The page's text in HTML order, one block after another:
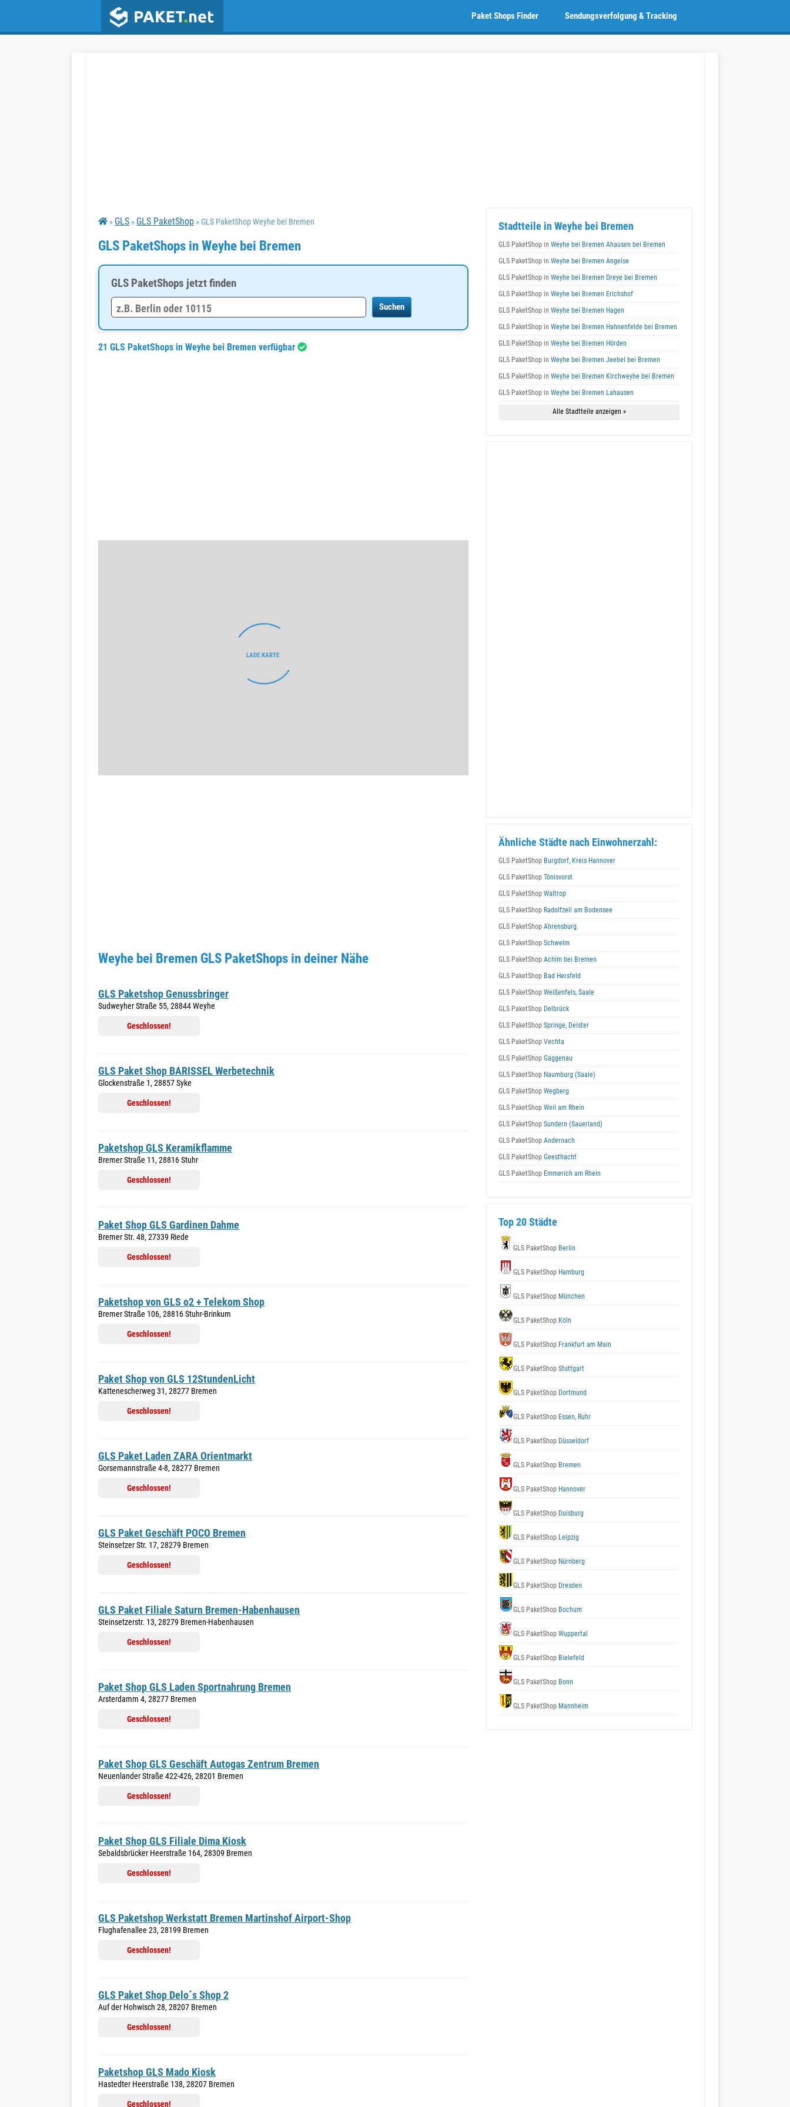
Sendungsverfolgung & Tracking
Paket Shops Finder
» GLS » GLS PaketShop » GLS PaketShop Weyhe bei Bremen
GLS PaketShops in Weyhe bei Bremen
GLS PaketShops jetzt finden
21 GLS PaketShops in Weyhe bei Bremen verfügbar
Weyhe bei Bremen GLS PaketShops in deiner Nähe
GLS Paketshop Genussbringer
Sudweyher Straße 55, 28844 Weyhe
Geschlossen!
GLS Paket Shop BARISSEL Werbetechnik
Glockenstraße 1, 28857 Syke
Geschlossen!
Paketshop GLS Keramikflamme
Bremer Straße 11, 28816 Stuhr
Geschlossen!
Paket Shop GLS Gardinen Dahme
Bremer Str. 48, 27339 Riede
Geschlossen!
Paketshop von GLS o2 + Telekom Shop
Bremer Straße 106, 28816 Stuhr-Brinkum
Geschlossen!
Paket Shop von GLS 12StundenLicht
Kattenescherweg 31, 28277 Bremen
Geschlossen!
GLS Paket Laden ZARA Orientmarkt
Gorsemannstraße 4-8, 28277 Bremen
Geschlossen!
GLS Paket Geschäft POCO Bremen
Steinsetzer Str. 17, 28279 Bremen
Geschlossen!
GLS Paket Filiale Saturn Bremen-Habenhausen
Steinsetzerstr. 13, 28279 Bremen-Habenhausen
Geschlossen!
Paket Shop GLS Laden Sportnahrung Bremen
Arsterdamm 4, 28277 Bremen
Geschlossen!
Paket Shop GLS Geschäft Autogas Zentrum Bremen
Neuenlander Straße 422-426, 28201 Bremen
Geschlossen!
Paket Shop GLS Filiale Dima Kiosk
Sebaldsbrücker Heerstraße 164, 28309 Bremen
Geschlossen!
GLS Paketshop Werkstatt Bremen Martinshof Airport-Shop
Flughafenallee 23, 28199 Bremen
Geschlossen!
GLS Paket Shop Delo´s Shop 2
Auf der Hohwisch 28, 28207 Bremen
Geschlossen!
Paketshop GLS Mado Kiosk
Hastedter Heerstraße 138, 28207 Bremen
Geschlossen!
Stadtteile in Weyhe bei Bremen
GLS PaketShop in Weyhe bei Bremen Ahausen bei Bremen
GLS PaketShop in Weyhe bei Bremen Angelse
GLS PaketShop in Weyhe bei Bremen Dreye bei Bremen
GLS PaketShop in Weyhe bei Bremen Erichshof
GLS PaketShop in Weyhe bei Bremen Hagen
GLS PaketShop in Weyhe bei Bremen Hahnenfelde bei Bremen
GLS PaketShop in Weyhe bei Bremen Hörden
GLS PaketShop in Weyhe bei Bremen Jeebel bei Bremen
GLS PaketShop in Weyhe bei Bremen Kirchweyhe bei Bremen
GLS PaketShop in Weyhe bei Bremen Lahausen
Alle Stadtteile anzeigen »
Ähnliche Städte nach Einwohnerzahl:
GLS PaketShop Burgdorf, Kreis Hannover
GLS PaketShop Tönisvorst
GLS PaketShop Waltrop
GLS PaketShop Radolfzell am Bodensee
GLS PaketShop Ahrensburg
GLS PaketShop Schwelm
GLS PaketShop Achim bei Bremen
GLS PaketShop Bad Hersfeld
GLS PaketShop Weißenfels, Saale
GLS PaketShop Delbrück
GLS PaketShop Springe, Deister
GLS PaketShop Vechta
GLS PaketShop Gaggenau
GLS PaketShop Naumburg (Saale)
GLS PaketShop Wegberg
GLS PaketShop Weil am Rhein
GLS PaketShop Sundern (Sauerland)
GLS PaketShop Andernach
GLS PaketShop Geesthacht
GLS PaketShop Emmerich am Rhein
Top 20 Städte
GLS PaketShop Berlin
GLS PaketShop Hamburg
GLS PaketShop München
GLS PaketShop Köln
GLS PaketShop Frankfurt am Main
GLS PaketShop Stuttgart
GLS PaketShop Dortmund
GLS PaketShop Essen, Ruhr
GLS PaketShop Düsseldorf
GLS PaketShop Bremen
GLS PaketShop Hannover
GLS PaketShop Duisburg
GLS PaketShop Leipzig
GLS PaketShop Nürnberg
GLS PaketShop Dresden
GLS PaketShop Bochum
GLS PaketShop Wuppertal
GLS PaketShop Bielefeld
GLS PaketShop Bonn
GLS PaketShop Mannheim